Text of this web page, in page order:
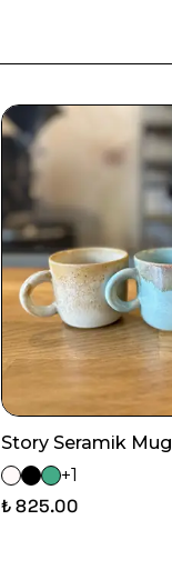
Story Seramik Mug
+1
₺ 825.00